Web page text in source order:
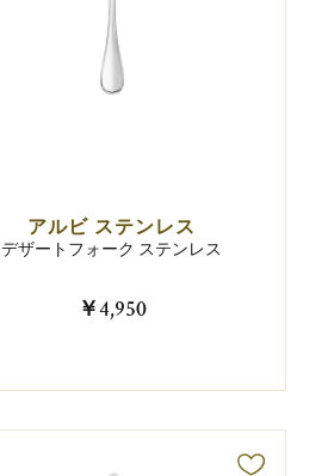
アルビ ステンレス
デザートフォーク ステンレス
￥4,950